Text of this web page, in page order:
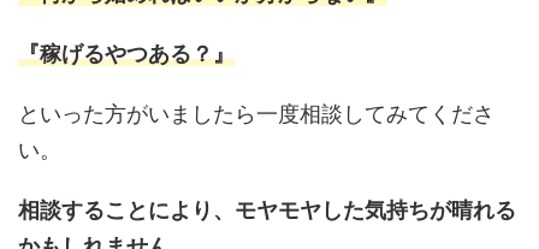
『稼げるやつある？』
といった方がいましたら一度相談してみてくださ
い。
相談することにより、モヤモヤした気持ちが晴れる